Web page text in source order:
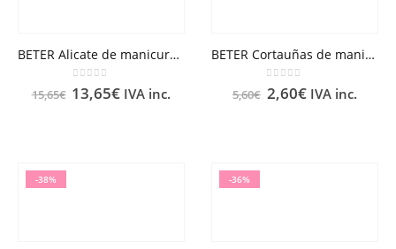
BETER Alicate de manicura para pieles machihembrado inoxidable
0 out of 5
15,65€ 13,65€ IVA inc.
BETER Cortauñas de manicura con lima
0out of 5
5,60€ 2,60€ IVA inc.
-38% -36%